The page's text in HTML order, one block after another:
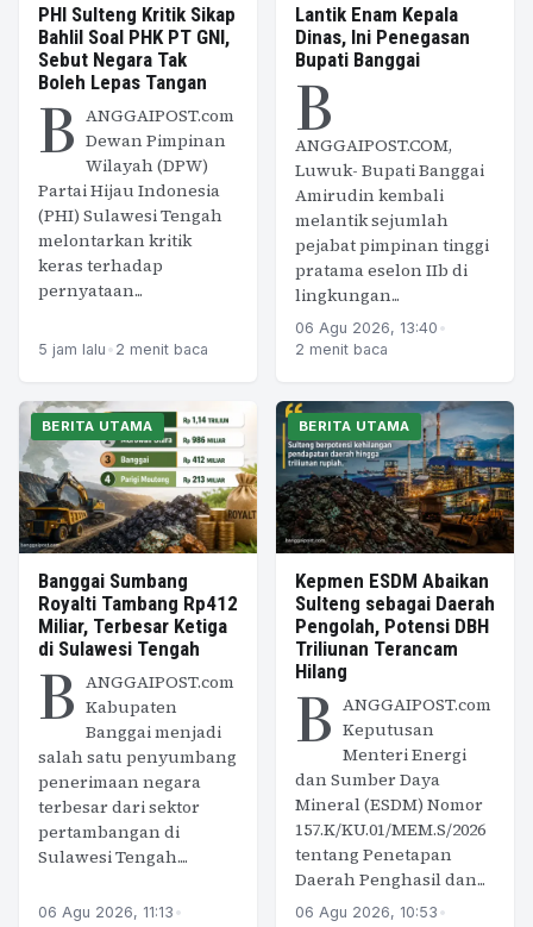
PHI Sulteng Kritik Sikap
Bahlil Soal PHK PT GNI,
Sebut Negara Tak
Boleh Lepas Tangan
B ANGGAIPOST.com
Dewan Pimpinan
Wilayah (DPW)
Partai Hijau Indonesia
(PHI) Sulawesi Tengah
melontarkan kritik
keras terhadap
pernyataan...
5 jam lalu • 2 menit baca
Lantik Enam Kepala
Dinas, Ini Penegasan
Bupati Banggai
B
ANGGAIPOST.COM,
Luwuk- Bupati Banggai
Amirudin kembali
melantik sejumlah
pejabat pimpinan tinggi
pratama eselon IIb di
lingkungan...
06 Agu 2026, 13:40 •
2 menit baca
BERITA UTAMA
Banggai Sumbang
Royalti Tambang Rp412
Miliar, Terbesar Ketiga
di Sulawesi Tengah
B ANGGAIPOST.com
Kabupaten
Banggai menjadi
salah satu penyumbang
penerimaan negara
terbesar dari sektor
pertambangan di
Sulawesi Tengah....
06 Agu 2026, 11:13 •
BERITA UTAMA
Kepmen ESDM Abaikan
Sulteng sebagai Daerah
Pengolah, Potensi DBH
Triliunan Terancam
Hilang
B ANGGAIPOST.com
Keputusan
Menteri Energi
dan Sumber Daya
Mineral (ESDM) Nomor
157.K/KU.01/MEM.S/2026
tentang Penetapan
Daerah Penghasil dan...
06 Agu 2026, 10:53 •